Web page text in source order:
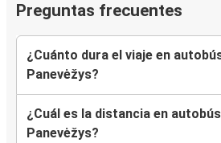
Preguntas frecuentes
¿Cuánto dura el viaje en
Panevėžys?
¿Cuál es la distancia en
Panevėžys?